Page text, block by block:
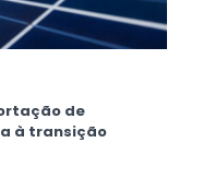
de
à transição